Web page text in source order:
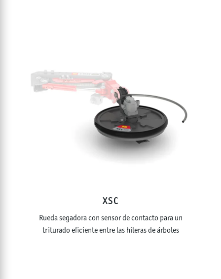
XSC
Rueda segadora con sensor de contacto para un
triturado eficiente entre las hileras de árboles